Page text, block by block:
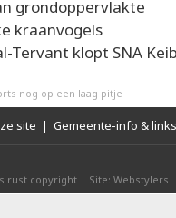
grondoppervlakte
kraanvogels
Tervant klopt SNA
nog op een laag pitje
site | Gemeente-info & links
rust copyright | Site: Webstylers